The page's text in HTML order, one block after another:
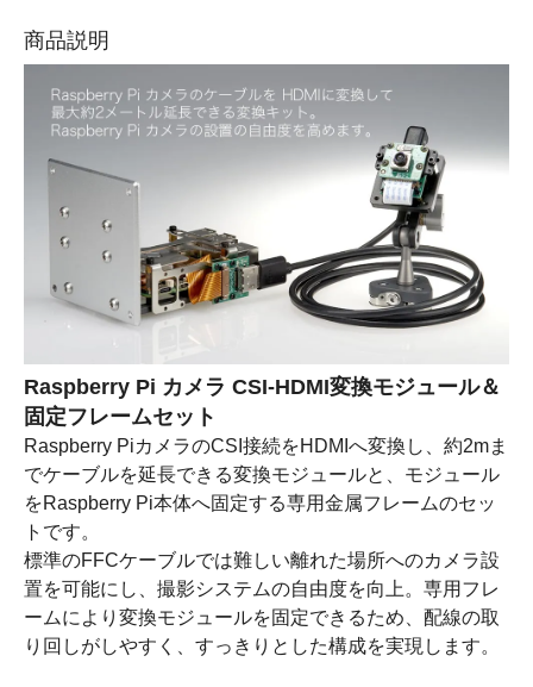
商品説明
Raspberry Pi カメラ CSI-HDMI変換モジュール＆
固定フレームセット
Raspberry PiカメラのCSI接続をHDMIへ変換し、約2mま
でケーブルを延長できる変換モジュールと、モジュール
をRaspberry Pi本体へ固定する専用金属フレームのセッ
トです。
標準のFFCケーブルでは難しい離れた場所へのカメラ設
置を可能にし、撮影システムの自由度を向上。専用フレ
ームにより変換モジュールを固定できるため、配線の取
り回しがしやすく、すっきりとした構成を実現します。